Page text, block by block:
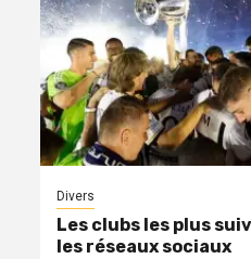
Divers
Les clubs les plus
les réseaux sociaux